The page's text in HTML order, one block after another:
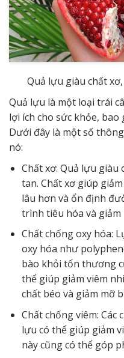
Quả lựu giàu chất
Quả lựu là một loại trái
lợi ích cho sức khỏe, bao
Dưới đây là một số
nó:
Chất xơ: Quả lựu giàu
tan. Chất xơ giúp
lâu hơn và ổn định
trình tiêu hóa và giảm
Chất chống oxy hóa:
oxy hóa như
bào khỏi tổn thương
thể giúp giảm viêm
chất béo và giảm mỡ
Chất chống viêm: Các
lựu có thể giúp giảm
này cũng có thể góp